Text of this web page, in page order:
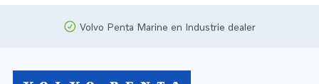
Volvo Penta Marine en Industrie dealer